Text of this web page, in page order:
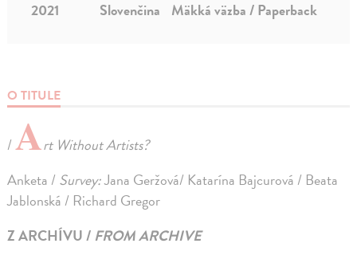
O TITULE
/Art Without Artists?
Anketa / Survey:Jana Geržová/ Katarína Bajcurová / Beata
Jablonská / Richard Gregor
Z ARCHÍVU / FROM ARCHIVE
2021 Slovenčina Mäkká väzba / Paperback